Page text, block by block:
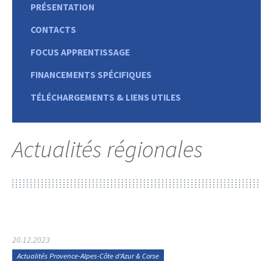
PRÉSENTATION
CONTACTS
FOCUS APPRENTISSAGE
FINANCEMENTS SPÉCIFIQUES
TÉLÉCHARGEMENTS & LIENS UTILES
Actualités régionales
20.12.2023
Actualités Provence-Alpes-Côte d'Azur & Corse